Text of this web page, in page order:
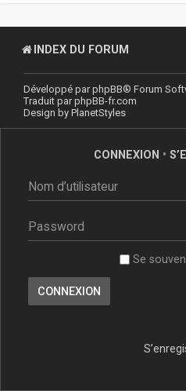
INDEX DU FORUM
Développé parphpBB® Forum
Traduit parphpBB-fr.com
Design by PlanetStyles
CONNEXION •
Se